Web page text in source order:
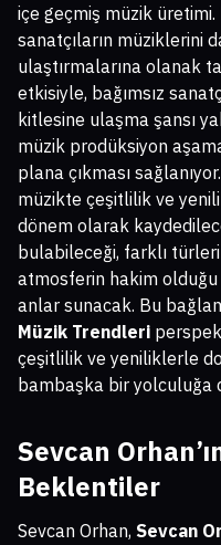
içe geçmiş müzik
sanatçıların müziklerini
ulaştırmalarına olanak
etkisiyle, bağımsız
kitlesine ulaşma şansı
müzik prodüksiyon
plana çıkması
müzikte çeşitlilik ve yenilik
dönem olarak
bulabileceği, farklı
atmosferin hakim
anlar sunacak. Bu
Müzik Trendleri
çeşitlilik ve yeniliklerle
bambaşka bir yolculuğa
Sevcan
Beklentiler
Sevcan Orhan, Sevcan